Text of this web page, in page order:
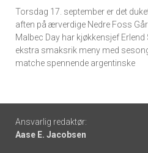
Torsdag 17. september er det
aften på ærverdige Nedre Foss
Malbec Day har kjøkkensjef
ekstra smaksrik meny med
matche spennende argentinske
Footer
-
Ansvarlig redaktør:
Aase E. Jacobsen